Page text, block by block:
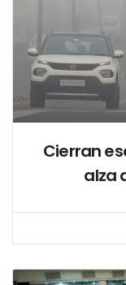
Cierran
alza